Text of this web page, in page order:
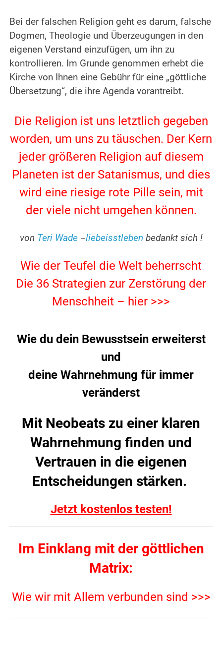
Bei der falschen Religion geht es darum, falsche
Dogmen, Theologie und Überzeugungen in den
eigenen Verstand einzufügen, um ihn zu
kontrollieren. Im Grunde genommen erhebt die
Kirche von Ihnen eine Gebühr für eine „göttliche
Übersetzung“, die ihre Agenda vorantreibt.
Die Religion ist uns letztlich gegeben
worden, um uns zu täuschen. Der Kern
jeder größeren Religion auf diesem
Planeten ist der Satanismus, und dies
wird eine riesige rote Pille sein, mit
der viele nicht umgehen können.
von Teri Wade –liebeisstleben bedankt sich !
Wie der Teufel die Welt beherrscht
Die 36 Strategien zur Zerstörung der
Menschheit – hier >>>
Wie du dein Bewusstsein erweiterst
und
deine Wahrnehmung für immer
veränderst
Mit Neobeats zu einer klaren
Wahrnehmung finden und
Vertrauen in die eigenen
Entscheidungen stärken.
Jetzt kostenlos testen!
Im Einklang mit der göttlichen
Matrix:
Wie wir mit Allem verbunden sind >>>